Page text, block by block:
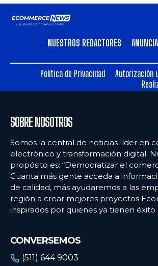
NUESTROS REDACTORES
Política de Privacidad
Autorización
SOBRE NOSOTROS
Somos la central de noticias líder en
electrónico y transformación digital.
propósito es: “Democratizar el
Cuanta más gente acceda a
de calidad, más ayudaremos a las
región a crear mejores proyectos
inspirados por quienes ya tienen
CONVERSEMOS
(511) 644 9003